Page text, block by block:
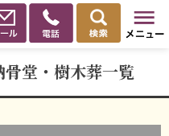
堂・樹木葬一覧